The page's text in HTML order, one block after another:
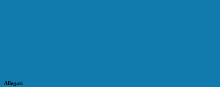
Allegati